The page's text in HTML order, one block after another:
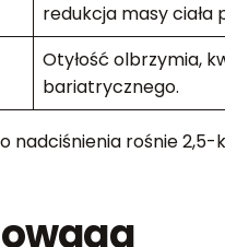
redukcja masy ciała
Otyłość olbrzymia,
bariatrycznego.
nadciśnienia rośnie